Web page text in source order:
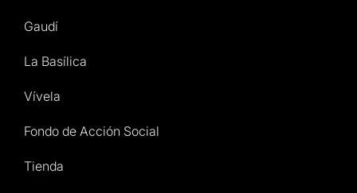
Gaudí
La Basílica
Vívela
Fondo de Acción Social
Tienda